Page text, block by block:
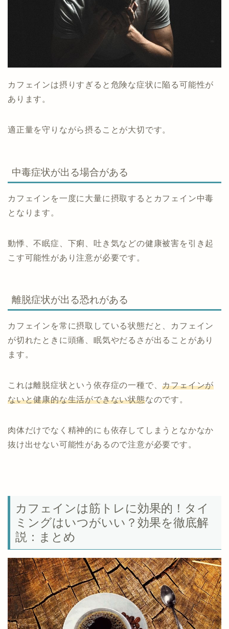
カフェインは摂りすぎると危険な症状に陥る可能性が
あります。
適正量を守りながら摂ることが大切です。
中毒症状が出る場合がある
カフェインを一度に大量に摂取するとカフェイン中毒
となります。
動悸、不眠症、下痢、吐き気などの健康被害を引き起
こす可能性があり注意が必要です。
離脱症状が出る恐れがある
カフェインを常に摂取している状態だと、カフェイン
が切れたときに頭痛、眠気やだるさが出ることがあり
ます。
これは離脱症状という依存症の一種で、カフェインが
ないと健康的な生活ができない状態なのです。
肉体だけでなく精神的にも依存してしまうとなかなか
抜け出せない可能性があるので注意が必要です。
カフェインは筋トレに効果的！タイ
ミングはいつがいい？効果を徹底解
説：まとめ